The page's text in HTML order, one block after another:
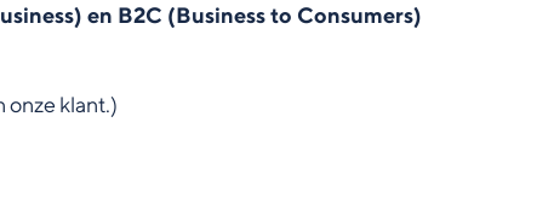
en B2C (Business to Consumers)
onze klant.)